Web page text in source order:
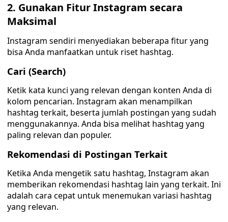
2. Gunakan Fitur Instagram secara
Maksimal
Instagram sendiri menyediakan beberapa fitur yang
bisa Anda manfaatkan untuk riset hashtag.
Cari (Search)
Ketik kata kunci yang relevan dengan konten Anda di
kolom pencarian. Instagram akan menampilkan
hashtag terkait, beserta jumlah postingan yang sudah
menggunakannya. Anda bisa melihat hashtag yang
paling relevan dan populer.
Rekomendasi di Postingan Terkait
Ketika Anda mengetik satu hashtag, Instagram akan
memberikan rekomendasi hashtag lain yang terkait. Ini
adalah cara cepat untuk menemukan variasi hashtag
yang relevan.